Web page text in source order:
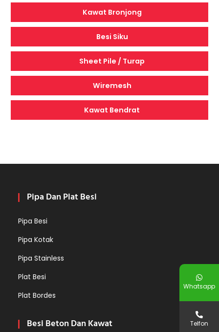
Kawat Bronjong
Besi Siku
Sheet Pile / Turap
Wiremesh
Kawat Bendrat
Pipa Dan Plat Besi
Pipa Besi
Pipa Kotak
Pipa Stainless
Plat Besi
Plat Bordes
Besi Beton Dan Kawat
Whatsapp
Telfon